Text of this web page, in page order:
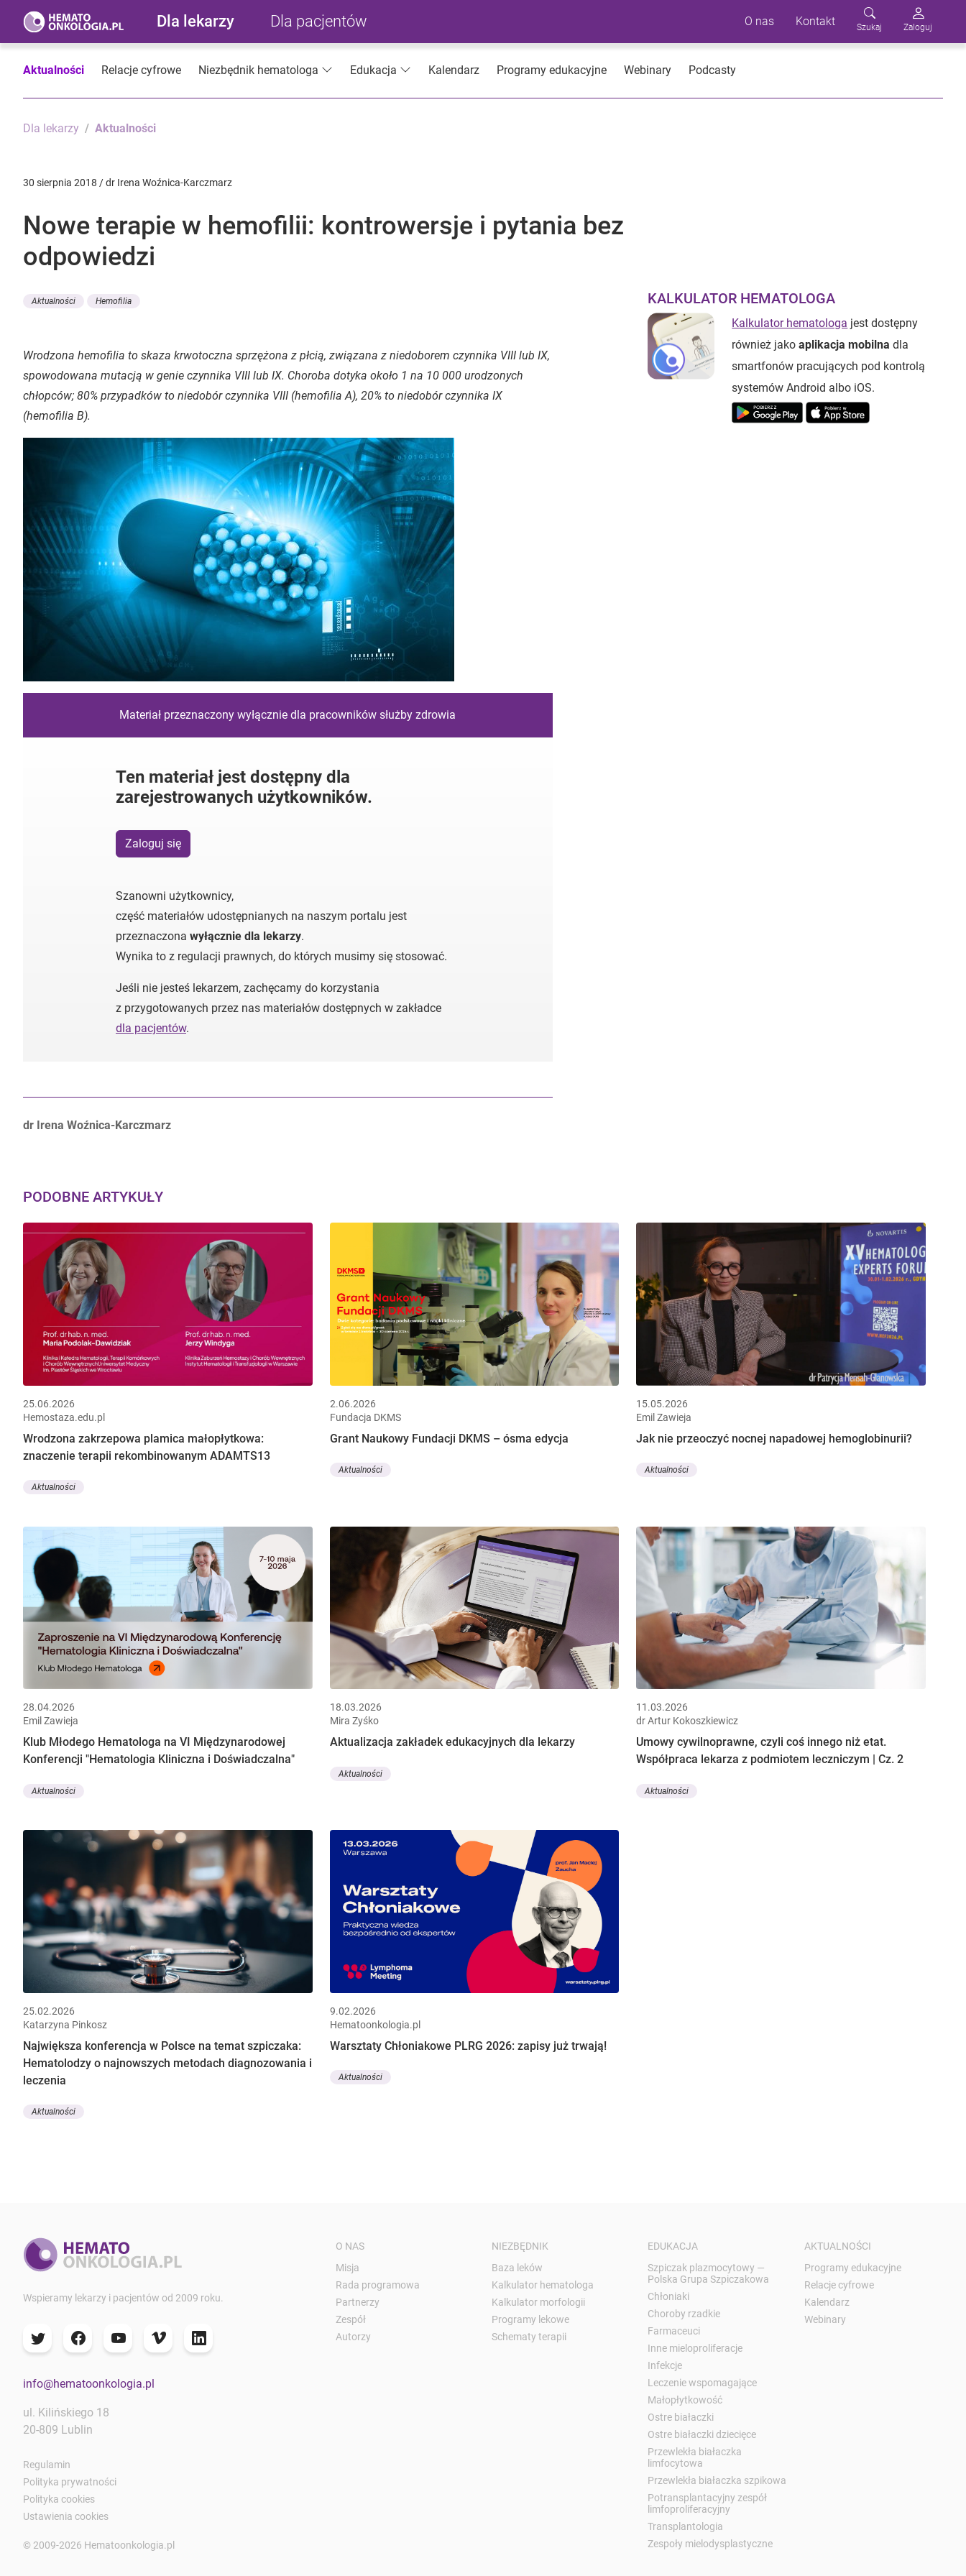
Dla lekarzy Dla pacjentów O nas Kontakt Szukaj Zaloguj
Aktualności Relacje cyfrowe Niezbędnik hematologa Edukacja Kalendarz Programy edukacyjne Webinary Podcasty
Dla lekarzy Aktualności
30 sierpnia 2018 / dr Irena Woźnica-Karczmarz
Nowe terapie w hemofilii: kontrowersje i pytania bez
odpowiedzi
Aktualności Hemofilia
Wrodzona hemofilia to skaza krwotoczna sprzężona z płcią, związana z niedoborem czynnika VIII lub IX,
spowodowana mutacją w genie czynnika VIII lub IX. Choroba dotyka około 1 na 10 000 urodzonych
chłopców; 80% przypadków to niedobór czynnika VIII (hemofilia A), 20% to niedobór czynnika IX
(hemofilia B).
Materiał przeznaczony wyłącznie dla pracowników służby zdrowia
Ten materiał jest dostępny dla
zarejestrowanych użytkowników.
Zaloguj się
Szanowni użytkownicy,
część materiałów udostępnianych na naszym portalu jest
przeznaczona wyłącznie dla lekarzy.
Wynika to z regulacji prawnych, do których musimy się stosować.
Jeśli nie jesteś lekarzem, zachęcamy do korzystania
z przygotowanych przez nas materiałów dostępnych w zakładce
dla pacjentów.
Autorzy:
dr Irena Woźnica-Karczmarz
KALKULATOR HEMATOLOGA
Kalkulator hematologa jest dostępny
również jakoaplikacja mobilna dla
smartfonów pracujących pod kontrolą
systemów Android albo iOS.
PODOBNE ARTYKUŁY
25.06.2026
Hemostaza.edu.pl
Wrodzona zakrzepowa plamica małopłytkowa:
znaczenie terapii rekombinowanym ADAMTS13
Aktualności
2.06.2026
Fundacja DKMS
Grant Naukowy Fundacji DKMS – ósma edycja
Aktualności
15.05.2026
Emil Zawieja
Jak nie przeoczyć nocnej napadowej hemoglobinurii?
Aktualności
28.04.2026
Emil Zawieja
Klub Młodego Hematologa na VI Międzynarodowej
Konferencji "Hematologia Kliniczna i Doświadczalna"
Aktualności
18.03.2026
Mira Zyśko
Aktualizacja zakładek edukacyjnych dla lekarzy
Aktualności
11.03.2026
dr Artur Kokoszkiewicz
Umowy cywilnoprawne, czyli coś innego niż etat.
Współpraca lekarza z podmiotem leczniczym | Cz. 2
Aktualności
25.02.2026
Katarzyna Pinkosz
Największa konferencja w Polsce na temat szpiczaka:
Hematolodzy o najnowszych metodach diagnozowania i
leczenia
Aktualności
9.02.2026
Hematoonkologia.pl
Warsztaty Chłoniakowe PLRG 2026: zapisy już trwają!
Aktualności
Wspieramy lekarzy i pacjentów od 2009 roku.
info@hematoonkologia.pl
ul. Kilińskiego 18
20-809 Lublin
Regulamin
Polityka prywatności
Polityka cookies
Ustawienia cookies
© 2009-2026 Hematoonkologia.pl
O NAS
Misja
Rada programowa
Partnerzy
Zespół
Autorzy
NIEZBĘDNIK
Baza leków
Kalkulator hematologa
Kalkulator morfologii
Programy lekowe
Schematy terapii
EDUKACJA
Szpiczak plazmocytowy —
Polska Grupa Szpiczakowa
Chłoniaki
Choroby rzadkie
Farmaceuci
Inne mieloproliferacje
Infekcje
Leczenie wspomagające
Małopłytkowość
Ostre białaczki
Ostre białaczki dziecięce
Przewlekła białaczka
limfocytowa
Przewlekła białaczka szpikowa
Potransplantacyjny zespół
limfoproliferacyjny
Transplantologia
Zespoły mielodysplastyczne
AKTUALNOŚCI
Programy edukacyjne
Relacje cyfrowe
Kalendarz
Webinary